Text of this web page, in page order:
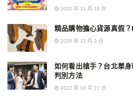
2022 年 11 月 18 日
精品購物擔心貨源真假
2020 年 12 月 2 日
如何看出槍手？台北單
判別方法
2022 年 10 月 27 日